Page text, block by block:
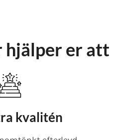
hjälper er att
kvalitén